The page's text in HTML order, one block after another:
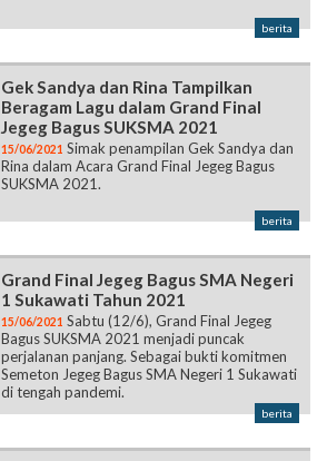
berita
Gek Sandya dan Rina Tampilkan
Beragam Lagu dalam Grand Final
Jegeg Bagus SUKSMA 2021
15/06/2021 Simak penampilan Gek Sandya dan
Rina dalam Acara Grand Final Jegeg Bagus
SUKSMA 2021.
berita
Grand Final Jegeg Bagus SMA Negeri
1 Sukawati Tahun 2021
15/06/2021 Sabtu (12/6), Grand Final Jegeg
Bagus SUKSMA 2021 menjadi puncak
perjalanan panjang. Sebagai bukti komitmen
Semeton Jegeg Bagus SMA Negeri 1 Sukawati
di tengah pandemi.
berita